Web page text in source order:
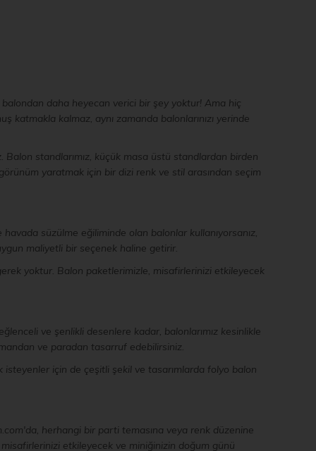
balondan daha heyecan verici bir şey yoktur! Ama hiç
katmakla kalmaz, aynı zamanda balonlarınızı yerinde
standlarımız, küçük masa üstü standlardan birden
yaratmak için bir dizi renk ve stil arasından seçim
süzülme eğiliminde olan balonlar kullanıyorsanız,
maliyetli bir seçenek haline getirir.
yoktur. Balon paketlerimizle, misafirlerinizi etkileyecek
ve şenlikli desenlere kadar, balonlarımız kesinlikle
ve paradan tasarruf edebilirsiniz.
için de çeşitli şekil ve tasarımlarda folyo balon
herhangi bir parti temasına veya renk düzenine
etkileyecek ve miniğinizin doğum günü